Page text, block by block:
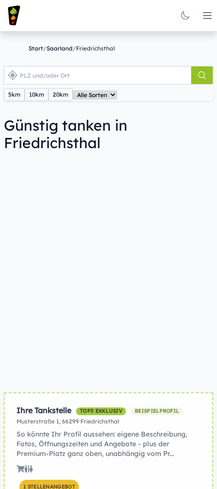
Start/Saarland/Friedrichsthal
5km 10km 20km
Günstig tanken in
Friedrichsthal
Ihre Tankstelle TOP3 EXKLUSIV BEISPIELPROFIL
Musterstraße 1, 66299 Friedrichsthal
So könnte Ihr Profil aussehen: eigene Beschreibung,
Fotos, Öffnungszeiten und Angebote - plus der
Premium-Platz ganz oben, unabhängig vom Pr...
1 STELLENANGEBOT